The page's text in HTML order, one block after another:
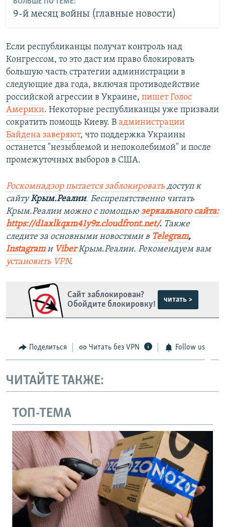
9-й месяц войны (главные новости)
Если республиканцы получат контроль над
Конгрессом, то это даст им право блокировать
большую часть стратегии администрации в
следующие два года, включая противодействие
российской агрессии в Украине, пишет Голос
Америки. Некоторые республиканцы уже призвали
сократить помощь Киеву. В администрации
Байдена заверяют, что поддержка Украины
останется "незыблемой и непоколебимой" и после
промежуточных выборов в США.
Роскомнадзор пытается заблокировать доступ к
сайтуКрым.Реалии. Беспрепятственно читать
Крым.Реалии можно с помощью зеркального сайта:
https://d1axlkqxm41y9z.cloudfront.net/. ​ Также
следите за основными новостями в Telegram,
Instagram и ViberКрым.Реалии. Рекомендуем вам
установить VPN.
Сайт заблокирован?
Обойдите блокировку!
читать >
Поделиться Читать без VPN Follow us
ЧИТАЙТЕ ТАКЖЕ:
ТОП-ТЕМА